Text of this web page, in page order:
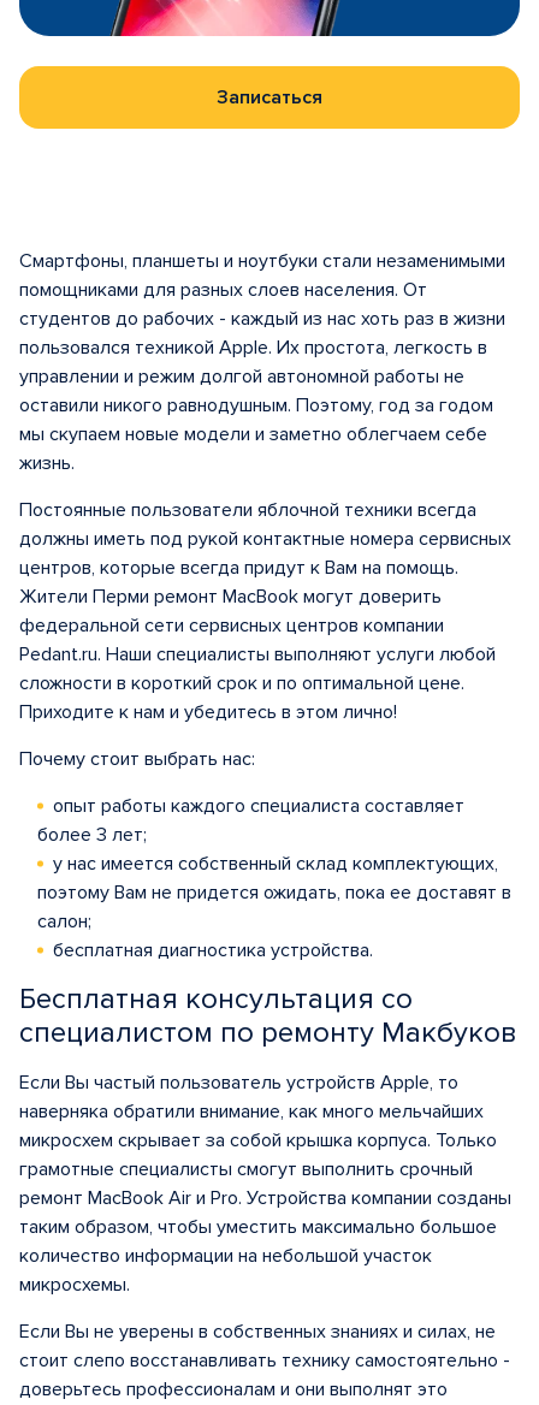
Записаться
Смартфоны, планшеты и ноутбуки стали незаменимыми
помощниками для разных слоев населения. От
студентов до рабочих - каждый из нас хоть раз в жизни
пользовался техникой Apple. Их простота, легкость в
управлении и режим долгой автономной работы не
оставили никого равнодушным. Поэтому, год за годом
мы скупаем новые модели и заметно облегчаем себе
жизнь.
Постоянные пользователи яблочной техники всегда
должны иметь под рукой контактные номера сервисных
центров, которые всегда придут к Вам на помощь.
Жители Перми ремонт MacBook могут доверить
федеральной сети сервисных центров компании
Pedant.ru. Наши специалисты выполняют услуги любой
сложности в короткий срок и по оптимальной цене.
Приходите к нам и убедитесь в этом лично!
Почему стоит выбрать нас:
опыт работы каждого специалиста составляет
более 3 лет;
у нас имеется собственный склад комплектующих,
поэтому Вам не придется ожидать, пока ее доставят в
салон;
бесплатная диагностика устройства.
Бесплатная консультация со
специалистом по ремонту Макбуков
Если Вы частый пользователь устройств Apple, то
наверняка обратили внимание, как много мельчайших
микросхем скрывает за собой крышка корпуса. Только
грамотные специалисты смогут выполнить срочный
ремонт MacBook Air и Pro. Устройства компании созданы
таким образом, чтобы уместить максимально большое
количество информации на небольшой участок
микросхемы.
Если Вы не уверены в собственных знаниях и силах, не
стоит слепо восстанавливать технику самостоятельно -
доверьтесь профессионалам и они выполнят это